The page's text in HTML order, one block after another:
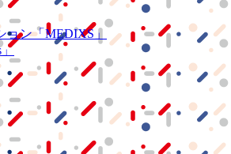
ョン「MEDIXS」
」